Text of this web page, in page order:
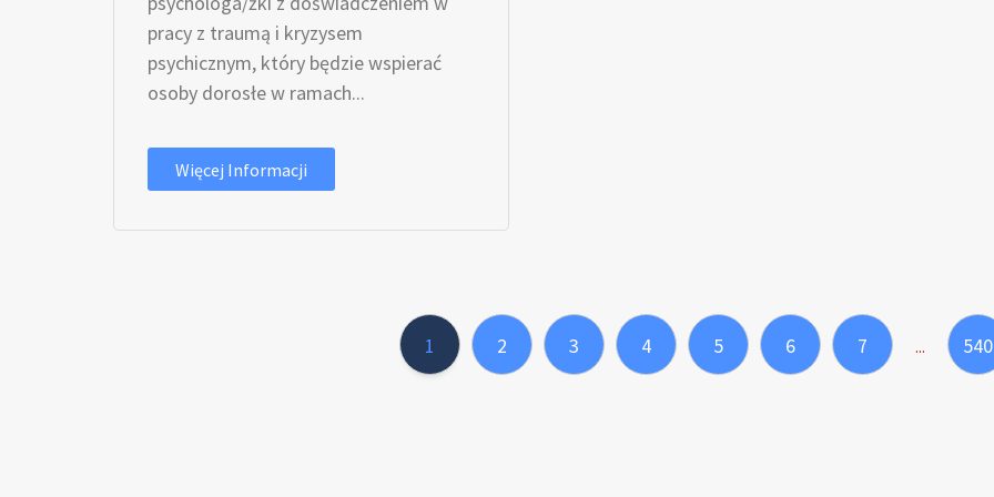
pracy z traumą i kryzysem
psychicznym, który będzie wspierać
osoby dorosłe w ramach...
Więcej Informacji
1 2 3 4 5 6 7 ... 540